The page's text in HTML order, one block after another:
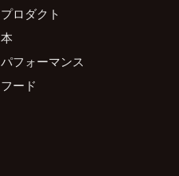
プロダクト
本
パフォーマンス
フード